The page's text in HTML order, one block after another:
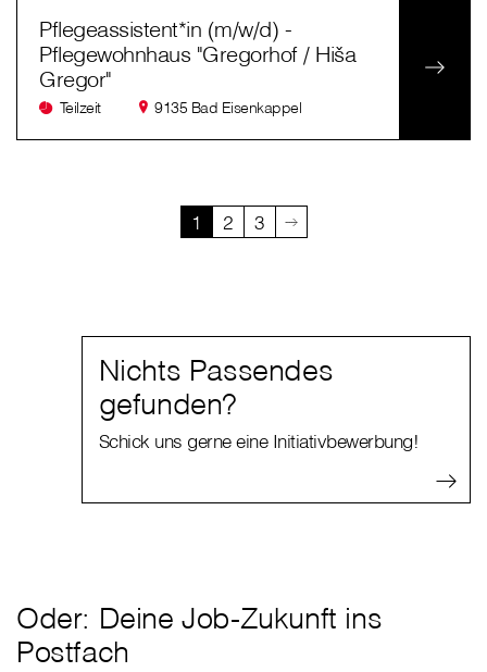
Pflegeassistent*in (m/w/d) -
Pflegewohnhaus "Gregorhof / Hiša
Gregor"
Teilzeit 9135 Bad Eisenkappel
1 2 3
Nichts Passendes
gefunden?
Schick uns gerne eine Initiativbewerbung!
Oder: Deine Job-Zukunft ins
Postfach